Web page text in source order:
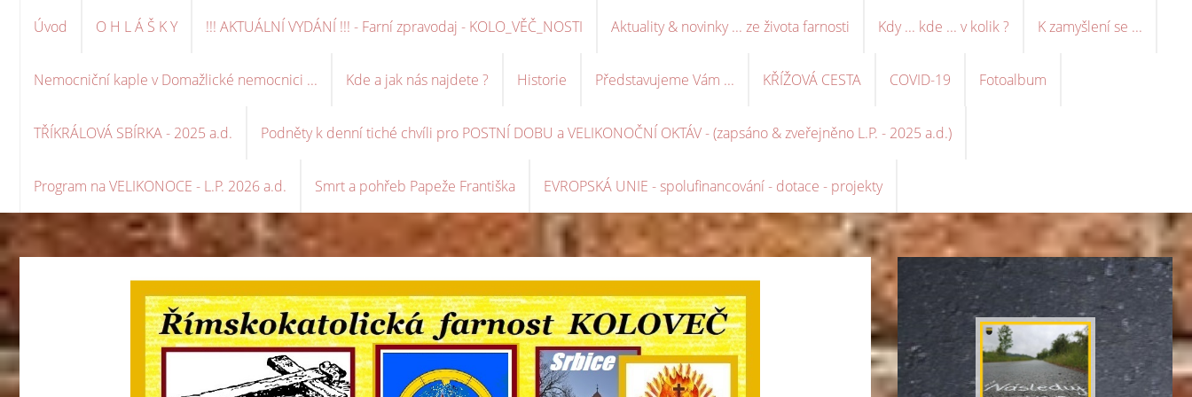
Úvod O H L Á Š K Y !!! AKTUÁLNÍ VYDÁNÍ !!! - Farní zpravodaj - KOLO_VĚČ_NOSTI Aktuality & novinky ... ze života farnosti Kdy ... kde ... v kolik ? K zamyšlení se ...
Nemocniční kaple v Domažlické nemocnici ... Kde a jak nás najdete ? Historie Představujeme Vám ... KŘÍŽOVÁ CESTA COVID-19 Fotoalbum
TŘÍKRÁLOVÁ SBÍRKA - 2025 a.d. Podněty k denní tiché chvíli pro POSTNÍ DOBU a VELIKONOČNÍ OKTÁV - (zapsáno & zveřejněno L.P. - 2025 a.d.)
Program na VELIKONOCE - L.P. 2026 a.d. Smrt a pohřeb Papeže Františka EVROPSKÁ UNIE - spolufinancování - dotace - projekty